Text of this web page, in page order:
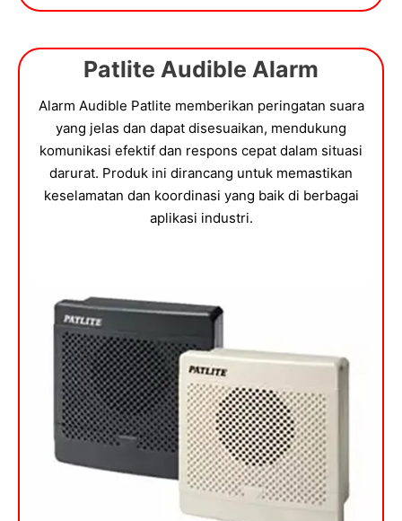
Patlite Audible Alarm
Alarm Audible Patlite memberikan peringatan suara
yang jelas dan dapat disesuaikan, mendukung
komunikasi efektif dan respons cepat dalam situasi
darurat. Produk ini dirancang untuk memastikan
keselamatan dan koordinasi yang baik di berbagai
aplikasi industri.